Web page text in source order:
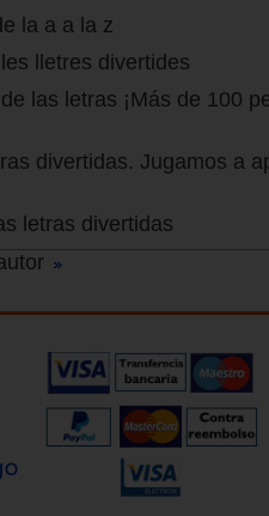
la a a la z
lletres divertides
las letras ¡Más de 100
divertidas. Jugamos a
letras divertidas